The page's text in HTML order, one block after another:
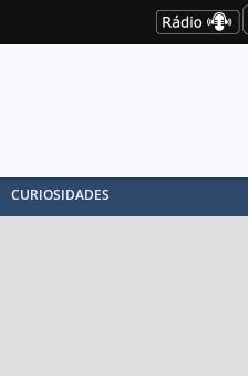
CURIOSIDADES